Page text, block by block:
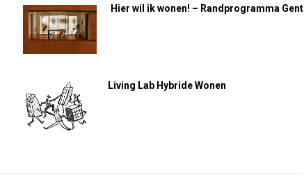
Hier wil ik wonen! – Randprogramma Gent
Living Lab Hybride Wonen